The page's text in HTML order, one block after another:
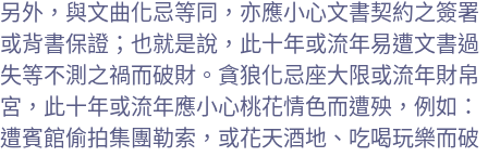
另外，與文曲化忌等同，亦應小心文書契約之簽署
或背書保證；也就是說，此十年或流年易遭文書過
失等不測之禍而破財。貪狼化忌座大限或流年財帛
宮，此十年或流年應小心桃花情色而遭殃，例如：
遭賓館偷拍集團勒索，或花天酒地、吃喝玩樂而破